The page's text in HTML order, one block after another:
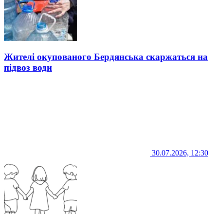
Жителі окупованого Бердянська скаржаться на
підвоз води
30.07.2026, 12:30